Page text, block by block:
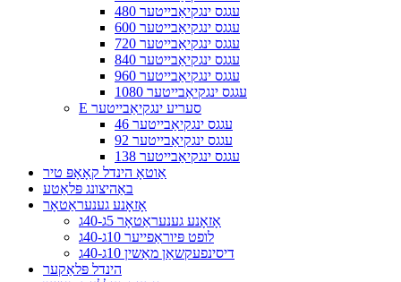
480 עגגס ינגקיאַבייטער
600 עגגס ינגקיאַבייטער
720 עגגס ינגקיאַבייטער
840 עגגס ינגקיאַבייטער
960 עגגס ינגקיאַבייטער
1080 עגגס ינגקיאַבייטער
E סעריע ינגקיאַבייטער
46 עגגס ינגקיאַבייטער
92 עגגס ינגקיאַבייטער
138 עגגס ינגקיאַבייטער
אַוטאָ הינדל קאָאָפּ טיר
באַהיצונג פּלאַטע
אָזאָנע גענעראַטאָר
אָזאָנע גענעראַטאָר 5ג-40ג
לופט פּיוראַפייער 10ג-40ג
דיסינפעקשאַן מאַשין 10ג-40ג
הינדל פּלאַקער